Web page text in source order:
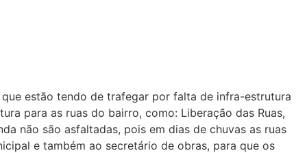
estão tendo de trafegar por falta de infra-estrutura
para as ruas do bairro, como: Liberação das Ruas,
não são asfaltadas, pois em dias de chuvas as ruas
e também ao secretário de obras, para que os